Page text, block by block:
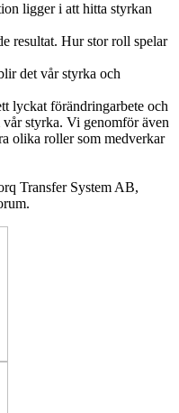
ligger i att hitta styrkan
resultat. Hur stor roll spelar
det vår styrka och
lyckat förändringarbete och
styrka. Vi genomför även
olika roller som medverkar
Transfer System AB,